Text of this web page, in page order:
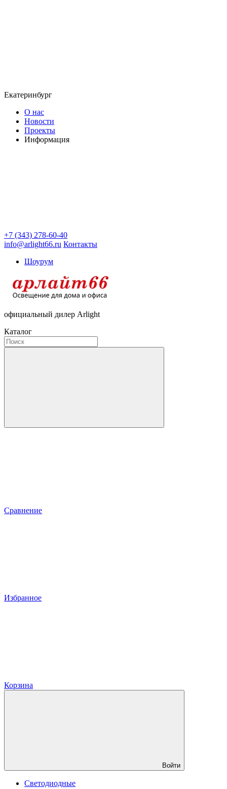
Екатеринбург
О нас
Новости
Проекты
Информация
+7 (343) 278-60-40
info@arlight66.ru Контакты
Шоурум
официальный дилер Arlight
Каталог
Сравнение
Избранное
Корзина
Войти
Светодиодные